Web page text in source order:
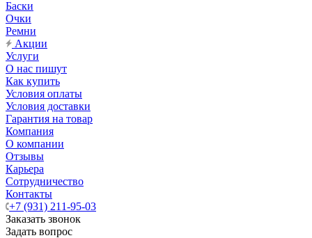
Баски
Очки
Ремни
Акции
Услуги
О нас пишут
Как купить
Условия оплаты
Условия доставки
Гарантия на товар
Компания
О компании
Отзывы
Карьера
Сотрудничество
Контакты
+7 (931) 211-95-03
Заказать звонок
Задать вопрос